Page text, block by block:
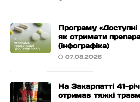
Програму
як отримати
(інфографіка)
07.08.2026
На Закарпатті 41-
отримав тяжкі